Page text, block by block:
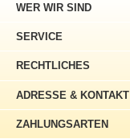
ADRESSE & KONTAKT
WER WIR SIND
SERVICE
RECHTLICHES
ZAHLUNGSARTEN